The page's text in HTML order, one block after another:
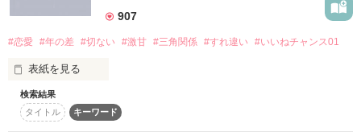
Yunaさま/すももさま/りりーさま
結衣葉さま/桃瀬歌恋さま/おとかさま
❀らん❀さま
でも私は大好きですからねっ、先輩！
ずーっと、ずーっと片思いでも、それでもいいの。
「彩葉は俺専用の“護衛”だ。触んな」
そんな時、忘れたはずの男が私の前に現れて──
トップアイドル
リョウ☆
こと
坂口 幸之助
17才
907
#恋愛 #年の差 #切ない #激甘 #三角関係 #すれ違い #いいねチャンス01
表紙を見る
検索結果
タイトル
キーワード